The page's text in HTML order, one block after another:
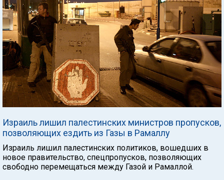
Израиль лишил палестинских министров пропусков,
позволяющих ездить из Газы в Рамаллу
Израиль лишил палестинских политиков, вошедших в
новое правительство, спецпропусков, позволяющих
свободно перемещаться между Газой и Рамаллой.